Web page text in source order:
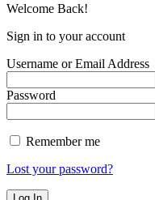
Welcome Back!
Sign in to your account
Username or Email Address
Password
Remember me
Lost your password?